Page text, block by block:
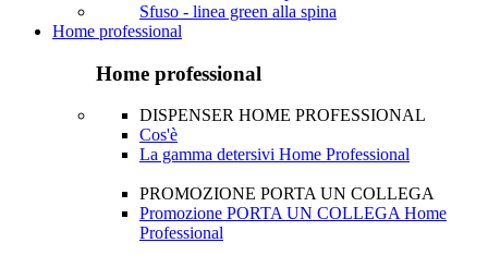
Sfuso - linea green alla spina
Home professional
Home professional
DISPENSER HOME PROFESSIONAL
Cos'è
La gamma detersivi Home Professional
PROMOZIONE PORTA UN COLLEGA
Promozione PORTA UN COLLEGA Home
Professional